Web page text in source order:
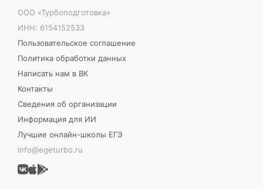
ООО «Турбоподготовка»
ИНН: 6154152533
Пользовательское соглашение
Политика обработки данных
Написать нам в ВК
Контакты
Сведения об организации
Информация для ИИ
Лучшие онлайн-школы ЕГЭ
info@egeturbo.ru